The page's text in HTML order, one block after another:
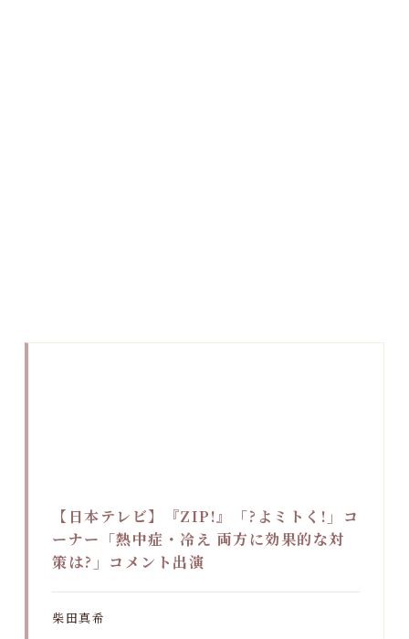
【日本テレビ】『ZIP!』「?よミトく!」コ
ーナー「熱中症・冷え 両方に効果的な対
策は?」コメント出演
柴田真希